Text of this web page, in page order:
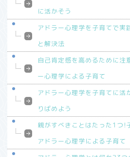
に活かそう
アドラー心理学を子育てで実
と解決法
自己肯定感を高めるために
ー心理学による子育て
アドラー心理学を子育てに活
りばめよう
親がすべきことはたった1つ!
アドラー心理学による子育て